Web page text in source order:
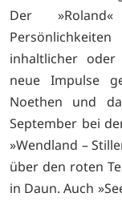
Der
inhaltlicher oder
neue Impulse
Noethen und
September bei
»Wendland –
über den roten
in Daun. Auch